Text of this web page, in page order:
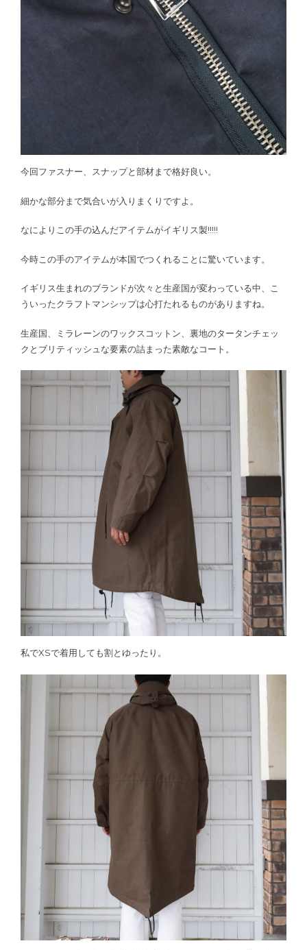
今回ファスナー、スナップと部材まで格好良い。
細かな部分まで気合いが入りまくりですよ。
なによりこの手の込んだアイテムがイギリス製!!!!!
今時この手のアイテムが本国でつくれることに驚いています。
イギリス生まれのブランドが次々と生産国が変わっている中、こ
ういったクラフトマンシップは心打たれるものがありますね。
生産国、ミラレーンのワックスコットン、裏地のタータンチェッ
クとブリティッシュな要素の詰まった素敵なコート。
私でXSで着用しても割とゆったり。